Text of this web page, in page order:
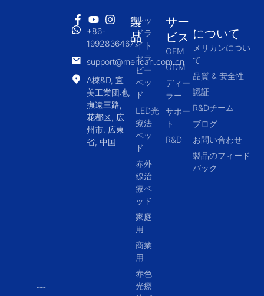
+86-
19928364677
support@merican.com.cn
A棟&D, 宜
美工業団地,
撫遠三路,
花都区, 広
州市, 広東
省, 中国
製
品
レッ
ドラ
イト
セラ
ピー
ベッ
ド
LED光
療法
ベッ
ド
赤外
線治
療ベ
ッド
家庭
用
商業
用
赤色
光療
サー
ビス
OEM
ODM
ディー
ラー
サポー
ト
R&D
について
メリカンについ
て
品質 & 安全性
認証
R&Dチーム
ブログ
お問い合わせ
製品のフィード
バック